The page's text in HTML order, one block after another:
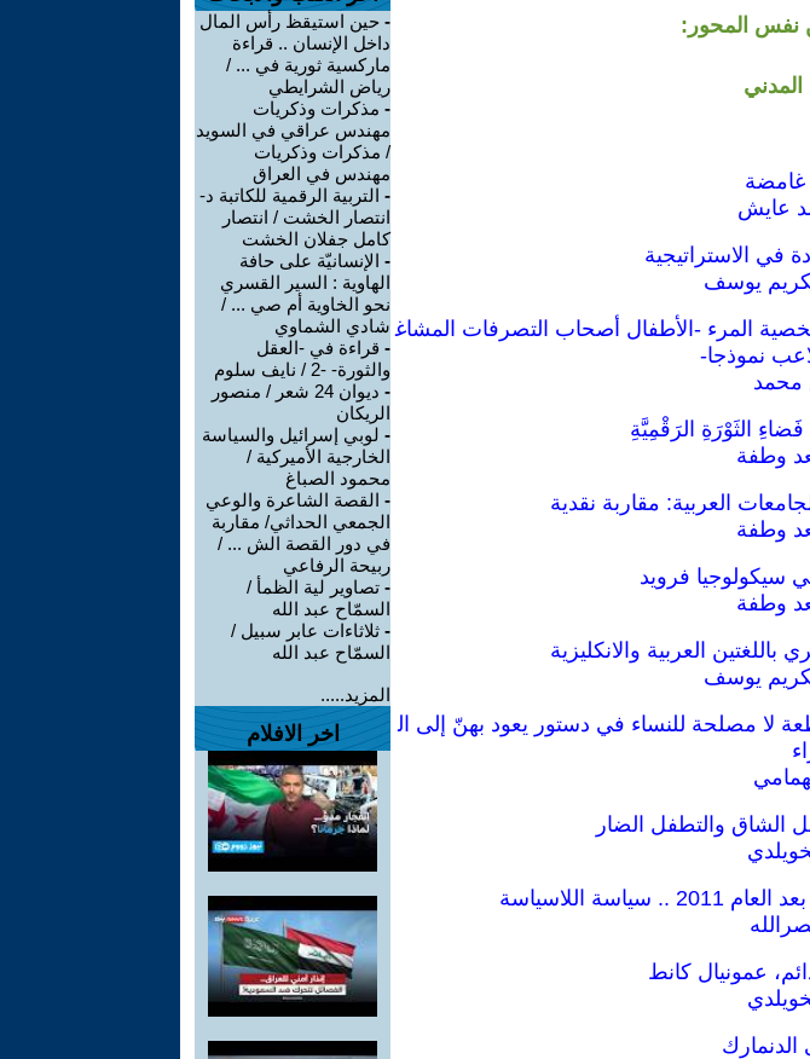
نفس المحور:
المدني
عايش
في الاستراتيجية
يوسف
المرء -الأطفال أصحاب التصرفات المشاغ
نموذجا-
محمد
الثَوْرَةِ الرَقْمِيَّةِ
وطفة
العربية: مقاربة نقدية
وطفة
في سيكولوجيا فرويد
وطفة
باللغتين العربية والانكليزية
يوسف
25 جويلية :2022 إلى المقاطعة لا مصلحة للنساء في دستور يعود بهنّ إلى ال
الشاق والتطفل الضار
اللاسياسة
عمونيال كانط
- حين استيقظ رأس المال
داخل الإنسان .. قراءة
ماركسية ثورية في ... /
رياض الشرايطي
- مذكرات وذكريات
مهندس عراقي في السويد
/ مذكرات وذكريات
مهندس في العراق
- التربية الرقمية للكاتبة د-
انتصار الخشت / انتصار
كامل جفلان الخشت
- الإنسانيّة على حافة
الهاوية : السير القسري
نحو الخاوية أم صي ... /
شادي الشماوي
- قراءة في -العقل
والثورة- -2 / نايف سلوم
-
ديوان 24 شعر / منصور
الريكان
- لوبي إسرائيل والسياسة
الخارجية الأميركية /
محمود الصباغ
- القصة الشاعرة والوعي
الجمعي الحداثي/ مقاربة
في دور القصة الش ... /
ربيحة الرفاعي
- تصاوير لية الظمأ /
السمّاح عبد الله
- ثلاثاءات عابر سبيل /
السمّاح عبد الله
المزيد.....
اخر الافلام